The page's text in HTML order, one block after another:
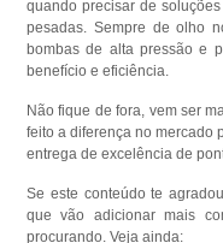
quando precisar de
pesadas. Sempre de olho
bombas de alta pressão e
benefício e eficiência.
Não fique de fora, vem ser
feito a diferença no mercado
entrega de excelência de
Se este conteúdo te
que vão adicionar mais
procurando. Veja ainda: